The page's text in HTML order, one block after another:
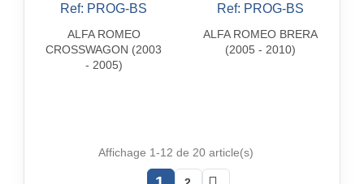
 Aperçu rapide
Ref: PROG-BS
ALFA ROMEO
CROSSWAGON (2003
- 2005)
 Aperçu rapide
Ref: PROG-BS
ALFA ROMEO BRERA
(2005 - 2010)
Affichage 1-12 de 20 article(s)